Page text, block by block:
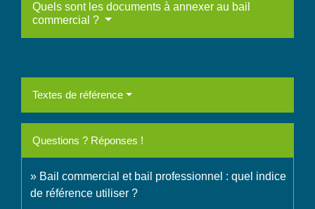
Quels sont les documents à annexer au bail
commercial ?
Textes de référence
Questions ? Réponses !
Bail commercial et bail professionnel : quel indice
de référence utiliser ?